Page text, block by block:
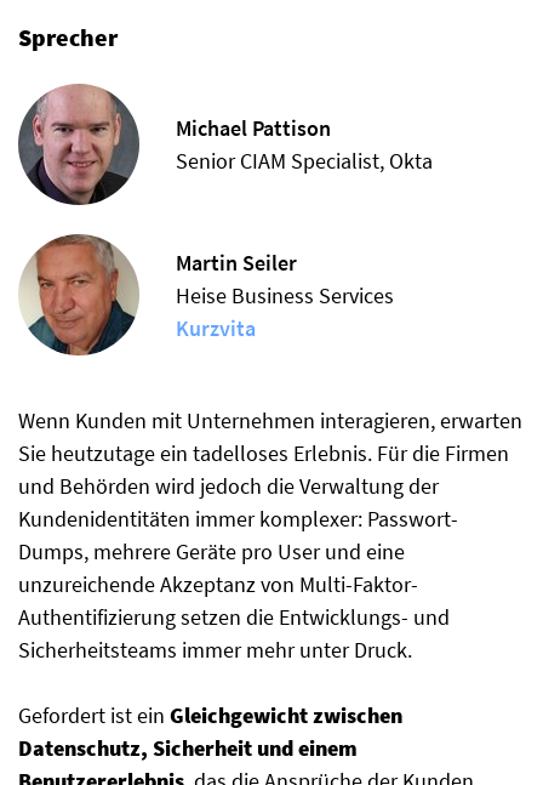
Sprecher
Michael Pattison
Senior CIAM Specialist, Okta
Martin Seiler
Heise Business Services
Kurzvita
Wenn Kunden mit Unternehmen interagieren, erwarten
Sie heutzutage ein tadelloses Erlebnis. Für die Firmen
und Behörden wird jedoch die Verwaltung der
Kundenidentitäten immer komplexer: Passwort-
Dumps, mehrere Geräte pro User und eine
unzureichende Akzeptanz von Multi-Faktor-
Authentifizierung setzen die Entwicklungs- und
Sicherheitsteams immer mehr unter Druck.
Gefordert ist ein Gleichgewicht zwischen
Datenschutz, Sicherheit und einem